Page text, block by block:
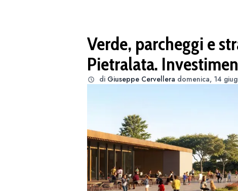
Verde, parcheggi e
Pietralata.
di Giuseppe Cervellera domenica, 14